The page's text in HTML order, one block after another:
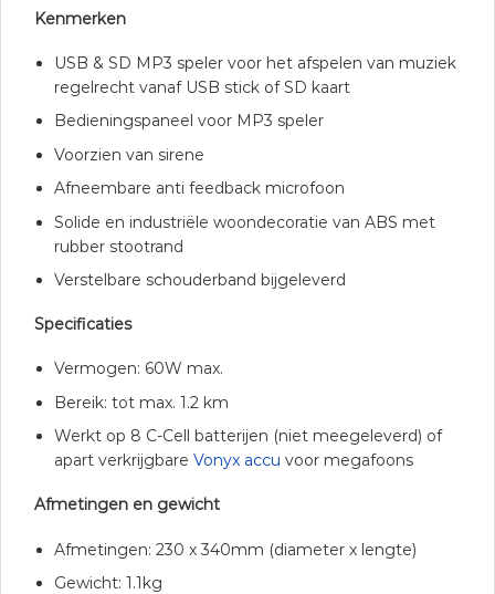
Kenmerken
USB & SD MP3 speler voor het afspelen van muziek
regelrecht vanaf USB stick of SD kaart
Bedieningspaneel voor MP3 speler
Voorzien van sirene
Afneembare anti feedback microfoon
Solide en industriële woondecoratie van ABS met
rubber stootrand
Verstelbare schouderband bijgeleverd
Specificaties
Vermogen: 60W max.
Bereik: tot max. 1.2 km
Werkt op 8 C-Cell batterijen (niet meegeleverd) of
apart verkrijgbareVonyx accu voor megafoons
Afmetingen en gewicht
Afmetingen: 230 x 340mm (diameter x lengte)
Gewicht: 1.1kg